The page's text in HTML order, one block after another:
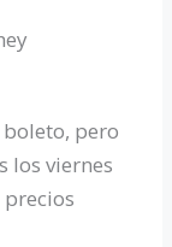
pero
los viernes